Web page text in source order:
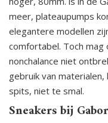
meer, plateaupumps
elegantere modellen
comfortabel. Toch mag
nonchalance niet
gebruik van
spits, niet te smal.
Sneakers bij Gabor